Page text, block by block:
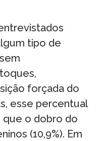
tipo de
forçada do
esse percentual
que o dobro do
(10,9%). Em